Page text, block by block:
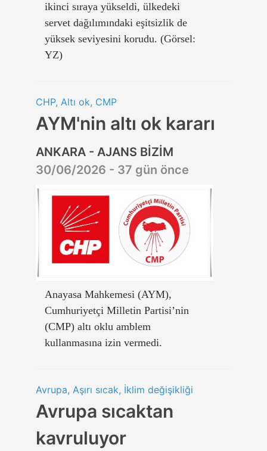
ikinci sıraya yükseldi, ülkedeki
servet dağılımındaki eşitsizlik de
yüksek seviyesini korudu. (Görsel:
YZ)
CHP, Altı ok, CMP
AYM'nin altı ok kararı
ANKARA - AJANS BİZİM
30/06/2026 - 37 gün önce
Anayasa Mahkemesi (AYM),
Cumhuriyetçi Milletin Partisi’nin
(CMP) altı oklu amblem
kullanmasına izin vermedi.
Avrupa, Aşırı sıcak, İklim değişikliği
Avrupa sıcaktan
kavruluyor